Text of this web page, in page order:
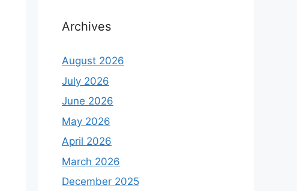
Archives
August 2026
July 2026
June 2026
May 2026
April 2026
March 2026
December 2025